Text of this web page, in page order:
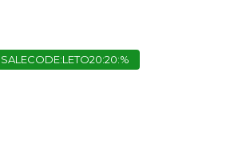
SALECODE:LETO20:20:%